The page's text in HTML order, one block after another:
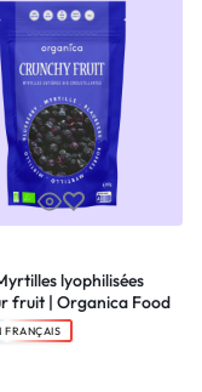
lyophilisées
fruit | Organica Food
FRANÇAIS